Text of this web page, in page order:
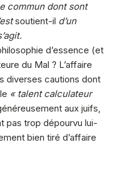
commun dont sont
soutient-il d’un
d’essence (et
du Mal ? L’affaire
diverses cautions dont
« talent calculateur
aux juifs,
pas trop dépourvu lui-
bien tiré d’affaire